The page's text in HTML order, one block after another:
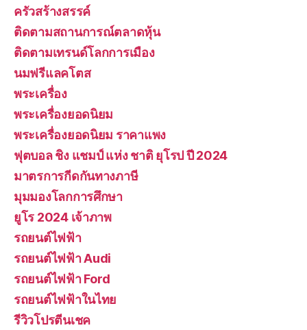
ครัวสร้างสรรค์
ติดตามสถานการณ์ตลาดหุ้น
ติดตามเทรนด์โลกการเมือง
นมฟรีแลคโตส
พระเครื่อง
พระเครื่องยอดนิยม
พระเครื่องยอดนิยม ราคาแพง
ฟุตบอล ชิง แชมป์ แห่ง ชาติ ยุโรป ปี 2024
มาตรการกีดกันทางภาษี
มุมมองโลกการศึกษา
ยูโร 2024 เจ้าภาพ
รถยนต์ไฟฟ้า
รถยนต์ไฟฟ้า Audi
รถยนต์ไฟฟ้า Ford
รถยนต์ไฟฟ้าในไทย
รีวิวโปรตีนเชค